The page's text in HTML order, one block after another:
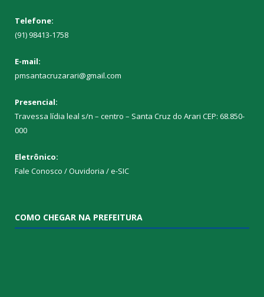
Telefone:
(91) 98413-1758
E-mail:
pmsantacruzarari@gmail.com
Presencial:
Travessa lídia leal s/n – centro – Santa Cruz do Arari CEP: 68.850-
000
Eletrônico:
Fale Conosco / Ouvidoria / e-SIC
COMO CHEGAR NA PREFEITURA